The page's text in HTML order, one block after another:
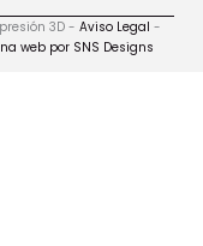
3D - Aviso Legal -
web por SNS Designs